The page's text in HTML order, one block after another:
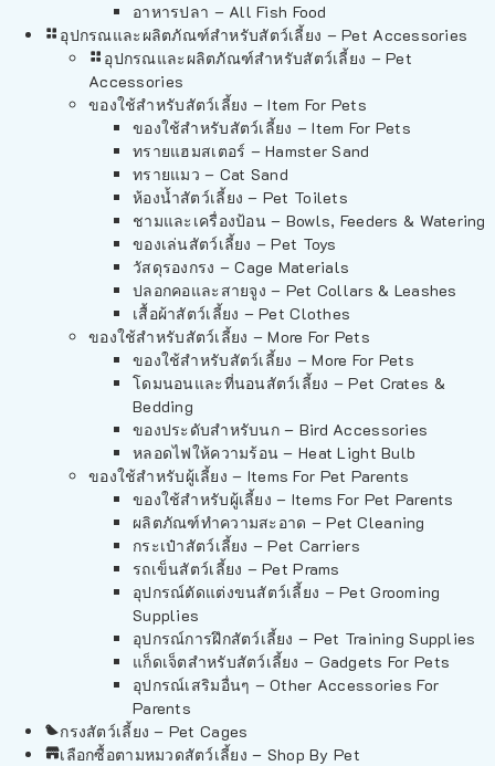
อาหารปลา – All Fish Food
อุปกรณและผลิตภัณฑ์สำหรับสัตว์เลี้ยง – Pet Accessories
อุปกรณและผลิตภัณฑ์สำหรับสัตว์เลี้ยง – Pet
Accessories
ของใช้สำหรับสัตว์เลี้ยง – Item For Pets
ของใช้สำหรับสัตว์เลี้ยง – Item For Pets
ทรายแฮมสเตอร์ – Hamster Sand
ทรายแมว – Cat Sand
ห้องน้ำสัตว์เลี้ยง – Pet Toilets
ชามและเครื่องป้อน – Bowls, Feeders & Watering
ของเล่นสัตว์เลี้ยง – Pet Toys
วัสดุรองกรง – Cage Materials
ปลอกคอและสายจูง – Pet Collars & Leashes
เสื้อผ้าสัตว์เลี้ยง – Pet Clothes
ของใช้สำหรับสัตว์เลี้ยง – More For Pets
ของใช้สำหรับสัตว์เลี้ยง – More For Pets
โดมนอนและที่นอนสัตว์เลี้ยง – Pet Crates &
Bedding
ของประดับสำหรับนก – Bird Accessories
หลอดไฟให้ความร้อน – Heat Light Bulb
ของใช้สำหรับผู้เลี้ยง – Items For Pet Parents
ของใช้สำหรับผู้เลี้ยง – Items For Pet Parents
ผลิตภัณฑ์ทำความสะอาด – Pet Cleaning
กระเป๋าสัตว์เลี้ยง – Pet Carriers
รถเข็นสัตว์เลี้ยง – Pet Prams
อุปกรณ์ตัดแต่งขนสัตว์เลี้ยง – Pet Grooming
Supplies
อุปกรณ์การฝึกสัตว์เลี้ยง – Pet Training Supplies
แก็ดเจ็ตสำหรับสัตว์เลี้ยง – Gadgets For Pets
อุปกรณ์เสริมอื่นๆ – Other Accessories For
Parents
กรงสัตว์เลี้ยง – Pet Cages
เลือกซื้อตามหมวดสัตว์เลี้ยง – Shop By Pet